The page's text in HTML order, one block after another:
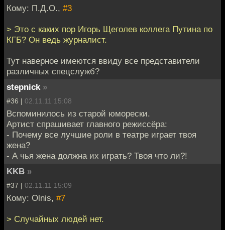
Кому: П.Д.О., #3
> Это с каких пор Игорь Щеголев коллега Путина по
КГБ? Он ведь журналист.
Тут наверное имеются ввиду все представители
различных спецслужб?
stepnick »
#36 | 02.11.11 15:08
Вспоминилось из старой юморески.
Артист спрашивает главного режиссёра:
- Почему все лучшие роли в театре играет твоя
жена?
- А чья жена должна их играть? Твоя что ли?!
KKB »
#37 | 02.11.11 15:09
Кому: Olnis, #7
> Случайных людей нет.